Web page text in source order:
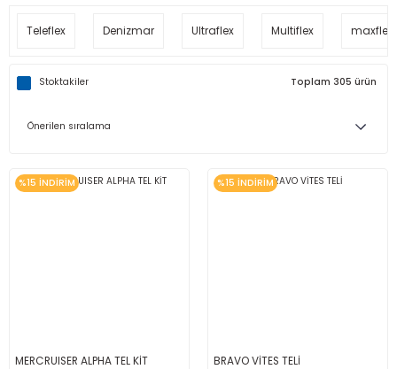
Teleflex Denizmar Ultraflex Multiflex maxflex
Stoktakiler Toplam 305 ürün
%15 İNDİRİM
MERCRUISER ALPHA TEL KİT
%15 İNDİRİM
BRAVO VİTES TELİ